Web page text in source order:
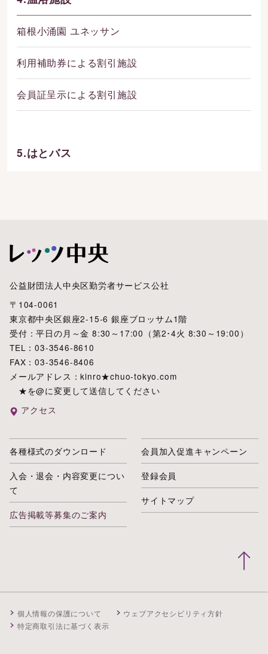
箱根小涌園 ユネッサン
利用補助券による割引施設
会員証呈示による割引施設
5.はとバス
公益財団法人中央区勤労者サービス公社
〒104-0061
東京都中央区銀座2-15-6 銀座ブロッサム1階
受付：平日の月～金 8:30～17:00（第2･4火 8:30～19:00）
TEL：03-3546-8610
FAX：03-3546-8406
メールアドレス：kinro★chuo-tokyo.com
★を@に変更して送信してください
アクセス
各種様式のダウンロード
入会・退会・内容変更につい
て
広告掲載等募集のご案内
会員加入促進キャンペーン
登録会員
サイトマップ
個人情報の保護について
ウェブアクセシビリティ方針
特定商取引法に基づく表示